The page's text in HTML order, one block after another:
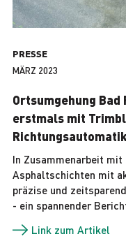
PRESSE
MÄRZ 2023
Ortsumgehung
erstmals mit
In Zusammenarbeit
Asphaltschichten mit
präzise und
- ein spannender
Link zum Artikel